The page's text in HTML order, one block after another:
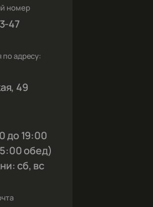
номер
47
адресу:
49
до 19:00
обед)
сб, вс